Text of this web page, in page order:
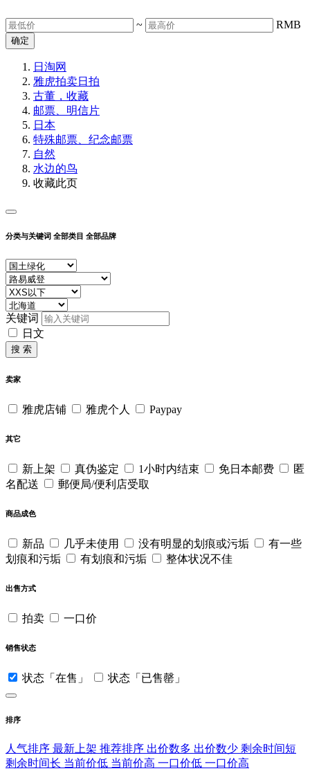
~ RMB
确定
日淘网
雅虎拍卖日拍
古董，收藏
邮票、明信片
日本
特殊邮票、纪念邮票
自然
水边的鸟
收藏此页
分类与关键词 全部类目 全部品牌
关键词
日文
搜 索
卖家
雅虎店铺 雅虎个人 Paypay
其它
新上架 真伪鉴定 1小时内结束 免日本邮费
匿
名配送
郵便局/便利店受取
商品成色
新品 几乎未使用 没有明显的划痕或污垢
有一些
划痕和污垢
有划痕和污垢 整体状况不佳
出售方式
拍卖 一口价
销售状态
状态「在售」 状态「已售罄」
排序
人气排序 最新上架 推荐排序 出价数多 出价数少 剩余时间短
剩余时间长 当前价低 当前价高 一口价低 一口价高